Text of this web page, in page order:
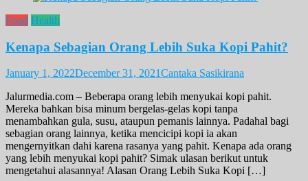
Food Health
Kenapa Sebagian Orang Lebih Suka Kopi Pahit?
January 1, 2022December 31, 2021Cantaka Sasikirana
Jalurmedia.com – Beberapa orang lebih menyukai kopi pahit.
Mereka bahkan bisa minum bergelas-gelas kopi tanpa
menambahkan gula, susu, ataupun pemanis lainnya. Padahal bagi
sebagian orang lainnya, ketika mencicipi kopi ia akan
mengernyitkan dahi karena rasanya yang pahit. Kenapa ada orang
yang lebih menyukai kopi pahit? Simak ulasan berikut untuk
mengetahui alasannya! Alasan Orang Lebih Suka Kopi […]